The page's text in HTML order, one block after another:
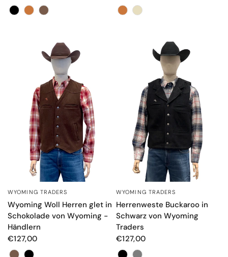
Colore Colore
SCHNELLANSICHT
WYOMING TRADERS
Wyoming Woll Herren glet in
Schokolade von Wyoming -
Händlern
€127,00
Colore
SCHNELLANSICHT
WYOMING TRADERS
Herrenweste Buckaroo in
Schwarz von Wyoming
Traders
€127,00
Colore